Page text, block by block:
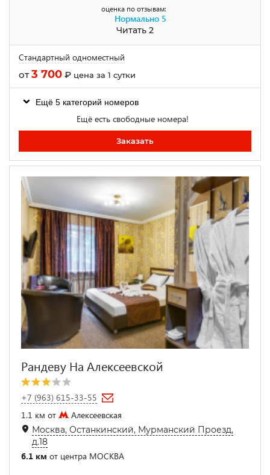
оценка по отзывам:
Нормально 5
Читать 2
Стандартный одноместный
от3 700 ₽ цена за 1 сутки
Ещё 5 категорий номеров
Ещё есть свободные номера!
Заказать
Рандеву На Алексеевской
+7 (963) 615-33-55
1.1 км от
Алексеевская
Москва, Останкинский, Мурманский Проезд,
д.18
6.1 км от центра МОСКВА